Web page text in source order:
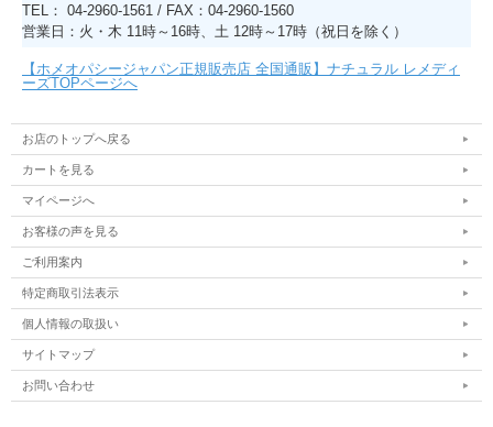
TEL： 04-2960-1561 / FAX：04-2960-1560
営業日：火・木 11時～16時、土 12時～17時（祝日を除く）
【ホメオパシージャパン正規販売店 全国通販】ナチュラル レメディ
ーズTOPページへ
お店のトップへ戻る
カートを見る
マイページへ
お客様の声を見る
ご利用案内
特定商取引法表示
個人情報の取扱い
サイトマップ
お問い合わせ